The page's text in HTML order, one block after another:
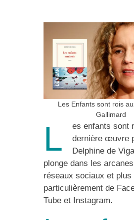
Les Enfants sont rois
Gallimard
L
es enfants sont
dernière œuvre
Delphine de
plonge dans les
réseaux sociaux et plus
particulièrement de
Tube et Instagram.